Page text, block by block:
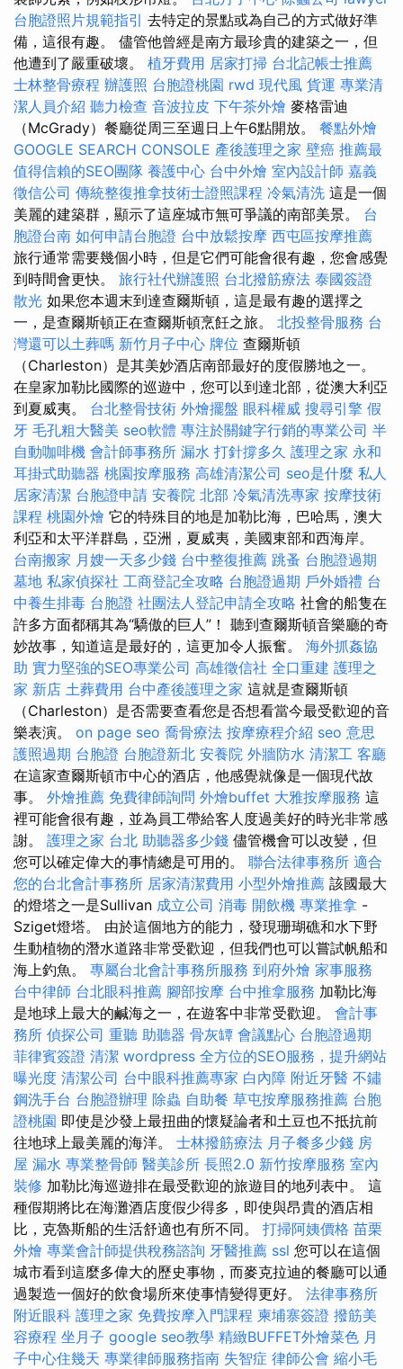
台胞證照片規範指引 去特定的景點或為自己的方式做好準
備，這很有趣。 儘管他曾經是南方最珍貴的建築之一，但
他遭到了嚴重破壞。 植牙費用 居家打掃 台北記帳士推薦
士林整骨療程 辦護照 台胞證桃園 rwd 現代風 貨運 專業清
潔人員介紹 聽力檢查 音波拉皮 下午茶外燴 麥格雷迪
（McGrady）餐廳從周三至週日上午6點開放。 餐點外燴
GOOGLE SEARCH CONSOLE 產後護理之家 壁癌 推薦最
值得信賴的SEO團隊 養護中心 台中外燴 室內設計師 嘉義
徵信公司 傳統整復推拿技術士證照課程 冷氣清洗 這是一個
美麗的建築群，顯示了這座城市無可爭議的南部美景。 台
胞證台南 如何申請台胞證 台中放鬆按摩 西屯區按摩推薦
旅行通常需要幾個小時，但是它們可能會很有趣，您會感覺
到時間會更快。 旅行社代辦護照 台北撥筋療法 泰國簽證
散光 如果您本週末到達查爾斯頓，這是最有趣的選擇之
一，是查爾斯頓正在查爾斯頓烹飪之旅。 北投整骨服務 台
灣還可以土葬嗎 新竹月子中心 牌位 查爾斯頓
（Charleston）是其美妙酒店南部最好的度假勝地之一。
在皇家加勒比國際的巡遊中，您可以到達北部，從澳大利亞
到夏威夷。 台北整骨技術 外燴擺盤 眼科權威 搜尋引擎 假
牙 毛孔粗大醫美 seo軟體 專注於關鍵字行銷的專業公司 半
自動咖啡機 會計師事務所 漏水 打針撐多久 護理之家 永和
耳掛式助聽器 桃園按摩服務 高雄清潔公司 seo是什麼 私人
居家清潔 台胞證申請 安養院 北部 冷氣清洗專家 按摩技術
課程 桃園外燴 它的特殊目的地是加勒比海，巴哈馬，澳大
利亞和太平洋群島，亞洲，夏威夷，美國東部和西海岸。
台南搬家 月嫂一天多少錢 台中整復推薦 跳蚤 台胞證過期
墓地 私家偵探社 工商登記全攻略 台胞證過期 戶外婚禮 台
中養生排毒 台胞證 社團法人登記申請全攻略 社會的船隻在
許多方面都稱其為“驕傲的巨人”！ 聽到查爾斯頓音樂廳的奇
妙故事，知道這是最好的，這更加令人振奮。 海外抓姦協
助 實力堅強的SEO專業公司 高雄徵信社 全口重建 護理之
家 新店 土葬費用 台中產後護理之家 這就是查爾斯頓
（Charleston）是否需要查看您是否想看當今最受歡迎的音
樂表演。 on page seo 喬骨療法 按摩療程介紹 seo 意思
護照過期 台胞證 台胞證新北 安養院 外牆防水 清潔工 客廳
在這家查爾斯頓市中心的酒店，他感覺就像是一個現代故
事。 外燴推薦 免費律師詢問 外燴buffet 大雅按摩服務 這
裡可能會很有趣，並為員工帶給客人度過美好的時光非常感
謝。 護理之家 台北 助聽器多少錢 儘管機會可以改變，但
您可以確定偉大的事情總是可用的。 聯合法律事務所 適合
您的台北會計事務所 居家清潔費用 小型外燴推薦 該國最大
的燈塔之一是Sullivan 成立公司 消毒 開飲機 專業推拿 -
Sziget燈塔。 由於這個地方的能力，發現珊瑚礁和水下野
生動植物的潛水道路非常受歡迎，但我們也可以嘗試帆船和
海上釣魚。 專屬台北會計事務所服務 到府外燴 家事服務
台中律師 台北眼科推薦 腳部按摩 台中推拿服務 加勒比海
是地球上最大的鹹海之一，在遊客中非常受歡迎。 會計事
務所 偵探公司 重聽 助聽器 骨灰罈 會議點心 台胞證過期
菲律賓簽證 清潔 wordpress 全方位的SEO服務，提升網站
曝光度 清潔公司 台中眼科推薦專家 白內障 附近牙醫 不鏽
鋼洗手台 台胞證辦理 除蟲 自助餐 草屯按摩服務推薦 台胞
證桃園 即使是沙發上最扭曲的懷疑論者和土豆也不抵抗前
往地球上最美麗的海洋。 士林撥筋療法 月子餐多少錢 房
屋 漏水 專業整骨師 醫美診所 長照2.0 新竹按摩服務 室內
裝修 加勒比海巡遊排在最受歡迎的旅遊目的地列表中。 這
種假期將比在海灘酒店度假少得多，即使與昂貴的酒店相
比，克魯斯船的生活舒適也有所不同。 打掃阿姨價格 苗栗
外燴 專業會計師提供稅務諮詢 牙醫推薦 ssl 您可以在這個
城市看到這麼多偉大的歷史事物，而麥克拉迪的餐廳可以通
過製造一個好的飲食場所來使事情變得更好。 法律事務所
附近眼科 護理之家 免費按摩入門課程 柬埔寨簽證 撥筋美
容療程 坐月子 google seo教學 精緻BUFFET外燴菜色 月
子中心住幾天 專業律師服務指南 失智症 律師公會 縮小毛